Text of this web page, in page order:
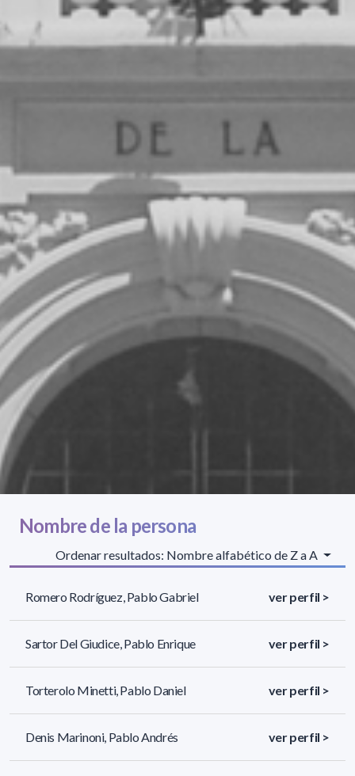
Nombre de la persona
Ordenar resultados: Nombre alfabético de Z a A
Romero Rodríguez, Pablo Gabriel ver perfil >
Sartor Del Giudice, Pablo Enrique ver perfil >
Torterolo Minetti, Pablo Daniel ver perfil >
Denis Marinoni, Pablo Andrés ver perfil >